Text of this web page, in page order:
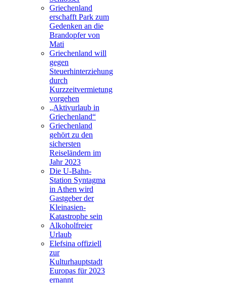
Griechenland
erschafft Park zum
Gedenken an die
Brandopfer von
Mati
Griechenland will
gegen
Steuerhinterziehung
durch
Kurzzeitvermietung
vorgehen
„Aktivurlaub in
Griechenland“
Griechenland
gehört zu den
sichersten
Reiseländern im
Jahr 2023
Die U-Bahn-
Station Syntagma
in Athen wird
Gastgeber der
Kleinasien-
Katastrophe sein
Alkoholfreier
Urlaub
Elefsina offiziell
zur
Kulturhauptstadt
Europas für 2023
ernannt